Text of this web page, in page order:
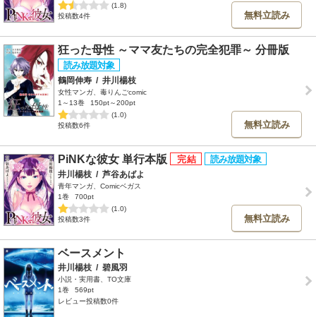
(1.8)
投稿数4件
無料立読み
狂った母性 ～ママ友たちの完全犯罪～ 分冊版
鶴岡伸寿 / 井川楊枝
女性マンガ、毒りんごcomic
1～13巻
150pt～200pt
(1.0)
投稿数6件
無料立読み
PiNKな彼女 単行本版
井川楊枝 / 芦谷あばよ
青年マンガ、Comicベガス
1巻
700pt
(1.0)
投稿数3件
無料立読み
ベースメント
井川楊枝 / 碧風羽
小説・実用書、TO文庫
1巻
569pt
レビュー投稿数0件